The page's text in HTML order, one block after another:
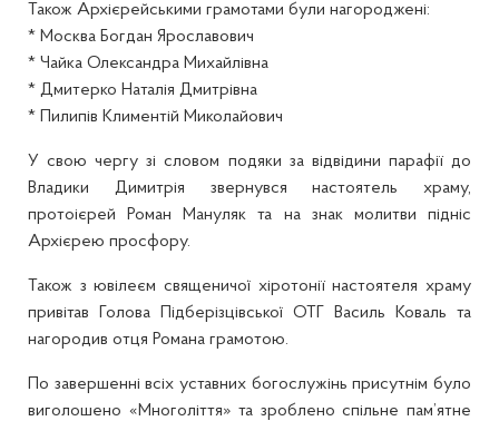
Також Архієрейськими грамотами були нагороджені:
* Москва Богдан Ярославович
* Чайка Олександра Михайлівна
* Дмитерко Наталія Дмитрівна
* Пилипів Климентій Миколайович
У свою чергу зі словом подяки за відвідини парафії до
Владики Димитрія звернувся настоятель храму,
протоієрей Роман Мануляк та на знак молитви підніс
Архієрею просфору.
Також з ювілеєм священичої хіротонії настоятеля храму
привітав Голова Підберізцівської ОТГ Василь Коваль та
нагородив отця Романа грамотою.
По завершенні всіх уставних богослужінь присутнім було
виголошено «Многоліття» та зроблено спільне пам’ятне